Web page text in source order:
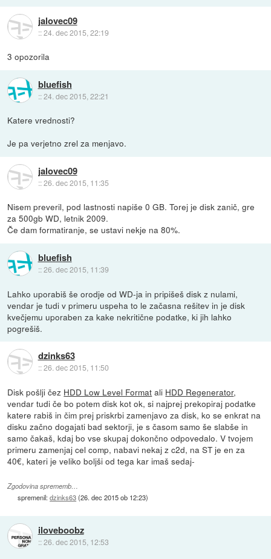
jalovec09
::24. dec 2015, 22:19
3 opozorila
bluefish
::24. dec 2015, 22:21
Katere vrednosti?
Je pa verjetno zrel za menjavo.
jalovec09
::26. dec 2015, 11:35
Nisem preveril, pod lastnosti napiše 0 GB. Torej je disk zanič, gre
za 500gb WD, letnik 2009.
Če dam formatiranje, se ustavi nekje na 80%.
bluefish
::26. dec 2015, 11:39
Lahko uporabiš še orodje od WD-ja in pripišeš disk z nulami,
vendar je tudi v primeru uspeha to le začasna rešitev in je disk
kvečjemu uporaben za kake nekritične podatke, ki jih lahko
pogrešiš.
dzinks63
::26. dec 2015, 11:50
Disk pošlji čez HDD Low Level Format ali HDD Regenerator,
vendar tudi če bo potem disk kot ok, si najprej prekopiraj podatke
katere rabiš in čim prej priskrbi zamenjavo za disk, ko se enkrat na
disku začno dogajati bad sektorji, je s časom samo še slabše in
samo čakaš, kdaj bo vse skupaj dokončno odpovedalo. V tvojem
primeru zamenjaj cel comp, nabavi nekaj z c2d, na ST je en za
40€, kateri je veliko boljši od tega kar imaš sedaj-
Zgodovina sprememb…
spremenil:dzinks63(26. dec 2015 ob 12:23)
iloveboobz
::26. dec 2015, 12:53